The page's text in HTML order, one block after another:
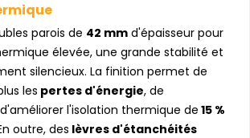
parois de 42 mm d'épaisseur pour
élevée, une grande stabilité et
silencieux. La finition permet de
les pertes d'énergie, de
l'isolation thermique de 15 %
outre, des lèvres d'étanchéités